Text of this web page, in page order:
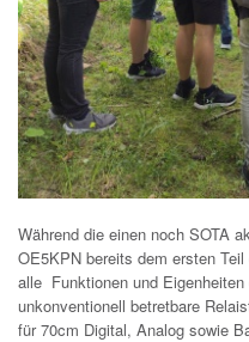
Während die einen noch SOTA
OE5KPN bereits dem ersten Teil
alle Funktionen und
unkonventionell betretbare
für 70cm Digital, Analog sowie